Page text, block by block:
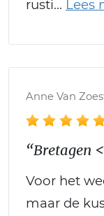
rusti
Anne Van
“Bretagen
Voor het
maar de